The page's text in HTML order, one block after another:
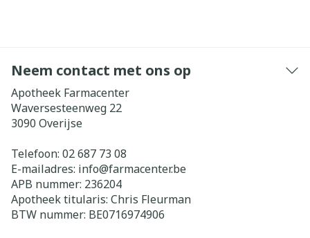
Neem contact met ons op
Apotheek Farmacenter
Waversesteenweg 22
3090 Overijse
Telefoon: 02 687 73 08
E-mailadres: info@farmacenter.be
APB nummer: 236204
Apotheek titularis: Chris Fleurman
BTW nummer: BE0716974906